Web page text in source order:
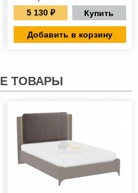
5 130 ₽
Купить
Добавить в корзину
ТОВАРЫ